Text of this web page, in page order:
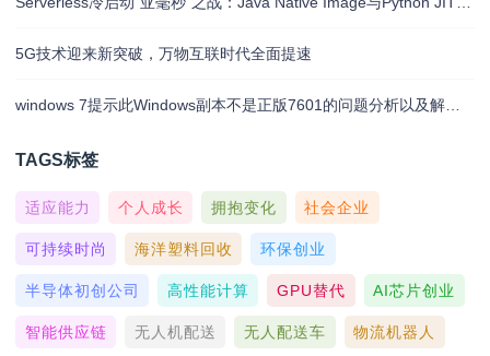
5G技术迎来新突破，万物互联时代全面提速
windows 7提示此Windows副本不是正版7601的问题分析以及解决方法
TAGS标签
适应能力 个人成长 拥抱变化 社会企业
可持续时尚 海洋塑料回收 环保创业
半导体初创公司 高性能计算 GPU替代 AI芯片创业
智能供应链 无人机配送 无人配送车 物流机器人